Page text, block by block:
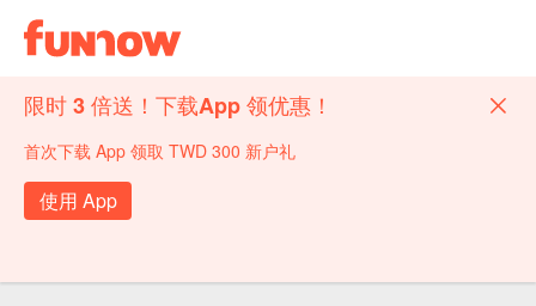
限时 3 倍送！下载App 领优惠！
首次下载 App 领取 TWD 300 新户礼
使用 App